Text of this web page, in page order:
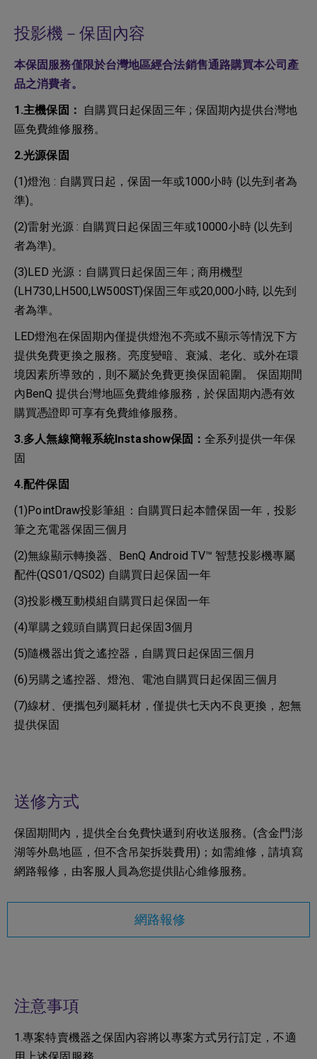
投影機－保固內容
本保固服務僅限於台灣地區經合法銷售通路購買本公司產
品之消費者。
1.主機保固：
自購買日起保固三年 ; 保固期內提供台灣地
區免費維修服務。
2.光源保固
(1)燈泡 : 自購買日起，保固一年或1000小時 (以先到者為
準)。
(2)雷射光源 : 自購買日起保固三年或10000小時 (以先到
者為準)。
(3)LED 光源：自購買日起保固三年 ; 商用機型
(LH730,LH500,LW500ST)保固三年或20,000小時, 以先到
者為準。
LED燈泡在保固期內僅提供燈泡不亮或不顯示等情況下方
提供免費更換之服務。亮度變暗、衰減、老化、或外在環
境因素所導致的，則不屬於免費更換保固範圍。 保固期間
內BenQ 提供台灣地區免費維修服務，於保固期內憑有效
購買憑證即可享有免費維修服務。
3.多人無線簡報系統Instashow保固：全系列提供一年保
固
4.配件保固
(1)PointDraw投影筆組：自購買日起本體保固一年，投影
筆之充電器保固三個月
(2)無線顯示轉換器、BenQ Android TV™ 智慧投影機專屬
配件(QS01/QS02) 自購買日起保固一年
(3)投影機互動模組自購買日起保固一年
(4)單購之鏡頭自購買日起保固3個月
(5)隨機器出貨之遙控器，自購買日起保固三個月
(6)另購之遙控器、燈泡、電池自購買日起保固三個月
(7)線材、便攜包列屬耗材，僅提供七天內不良更換，恕無
提供保固
送修方式
保固期間內，提供全台免費快遞到府收送服務。(含金門澎
湖等外島地區，但不含吊架拆裝費用)；如需維修，請填寫
網路報修，由客服人員為您提供貼心維修服務。
網路報修
注意事項
1.專案特賣機器之保固內容將以專案方式另行訂定，不適